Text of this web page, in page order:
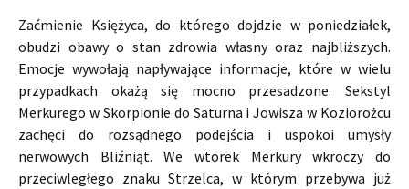
Zaćmienie Księżyca, do którego dojdzie w poniedziałek,
obudzi obawy o stan zdrowia własny oraz najbliższych.
Emocje wywołają napływające informacje, które w wielu
przypadkach okażą się mocno przesadzone. Sekstyl
Merkurego w Skorpionie do Saturna i Jowisza w Koziorożcu
zachęci do rozsądnego podejścia i uspokoi umysły
nerwowych Bliźniąt. We wtorek Merkury wkroczy do
przeciwległego znaku Strzelca, w którym przebywa już